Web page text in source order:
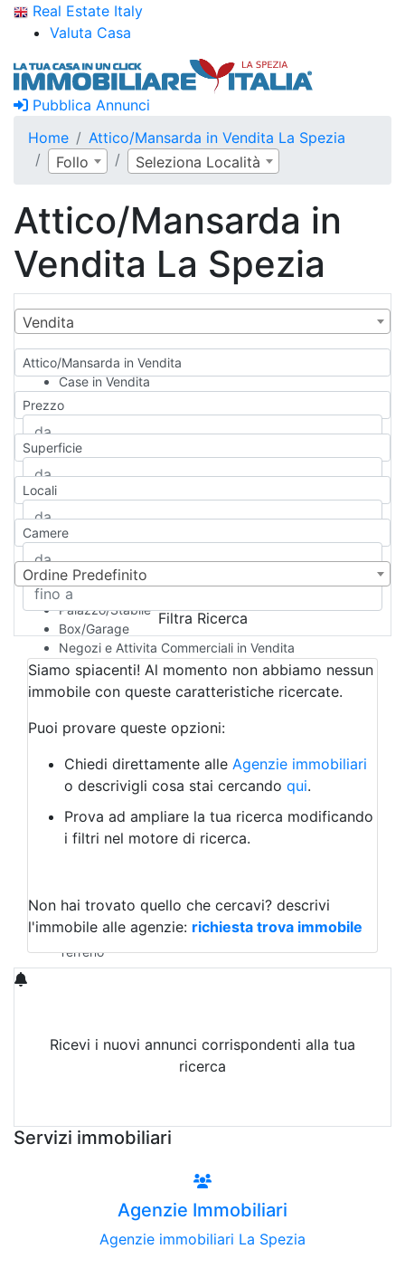
Real Estate Italy
Valuta Casa
Pubblica Annunci
Home
Attico/Mansarda in Vendita La Spezia
Follo
Seleziona Località
Attico/Mansarda in
Vendita La Spezia
Vendita
Attico/Mansarda in Vendita
Case in Vendita
Qualsiasi
Appartamento
Casa indipendente
Casa Semi-indipendente
Attico/Mansarda
Rustico/Casale
Camera d'Albergo
Multiproprietà
Palazzo/Stabile
Box/Garage
Negozi e Attivita Commerciali in Vendita
Qualsiasi
Attività/Licenza Commerciale
Azienda Agricola
Bar/Ristorante
Albergo
Laboratorio Artigianale
Negozio/locale commerciale
Agriturismo
Magazzini
Qualsiasi
Terreno edificabile
Terreno
Prezzo
Superficie
Locali
Camere
Ordine Predefinito
Filtra Ricerca
Siamo spiacenti! Al momento non abbiamo nessun
immobile con queste caratteristiche ricercate.
Puoi provare queste opzioni:
Chiedi direttamente alle Agenzie immobiliari
o descrivigli cosa stai cercando qui.
Prova ad ampliare la tua ricerca modificando
i filtri nel motore di ricerca.
Non hai trovato quello che cercavi? descrivi
l'immobile alle agenzie: richiesta trova immobile
Ricevi i nuovi annunci corrispondenti alla tua
ricerca
Servizi immobiliari
Agenzie Immobiliari
Agenzie immobiliari La Spezia